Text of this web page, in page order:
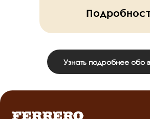
Узнать подробнее обо